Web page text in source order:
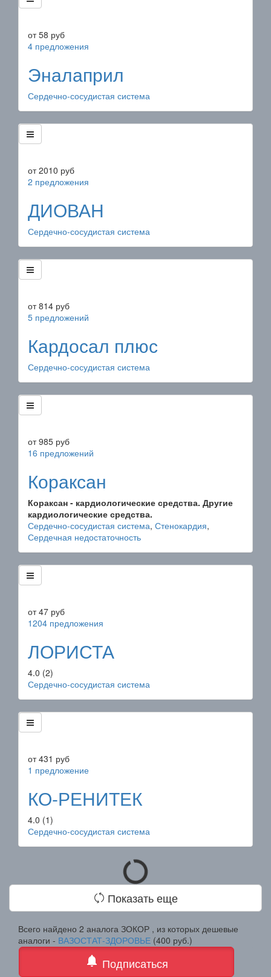
от58 руб
4 предложения
Эналаприл
Сердечно-сосудистая система
от2010 руб
2 предложения
ДИОВАН
Сердечно-сосудистая система
от814 руб
5 предложений
Кардосал плюс
Сердечно-сосудистая система
от985 руб
16 предложений
Кораксан
Кораксан - кардиологические средства. Другие
кардиологические средства.
Сердечно-сосудистая система, Стенокардия,
Сердечная недостаточность
от47 руб
1204 предложения
ЛОРИСТА
4.0 (2)
Сердечно-сосудистая система
от431 руб
1 предложение
КО-РЕНИТЕК
4.0 (1)
Сердечно-сосудистая система
Показать еще
Всего найдено 2 аналога ЗОКОР , из которых дешевые
аналоги - ВАЗОСТАТ-ЗДОРОВЬЕ (400 руб.)
notifications Подписаться